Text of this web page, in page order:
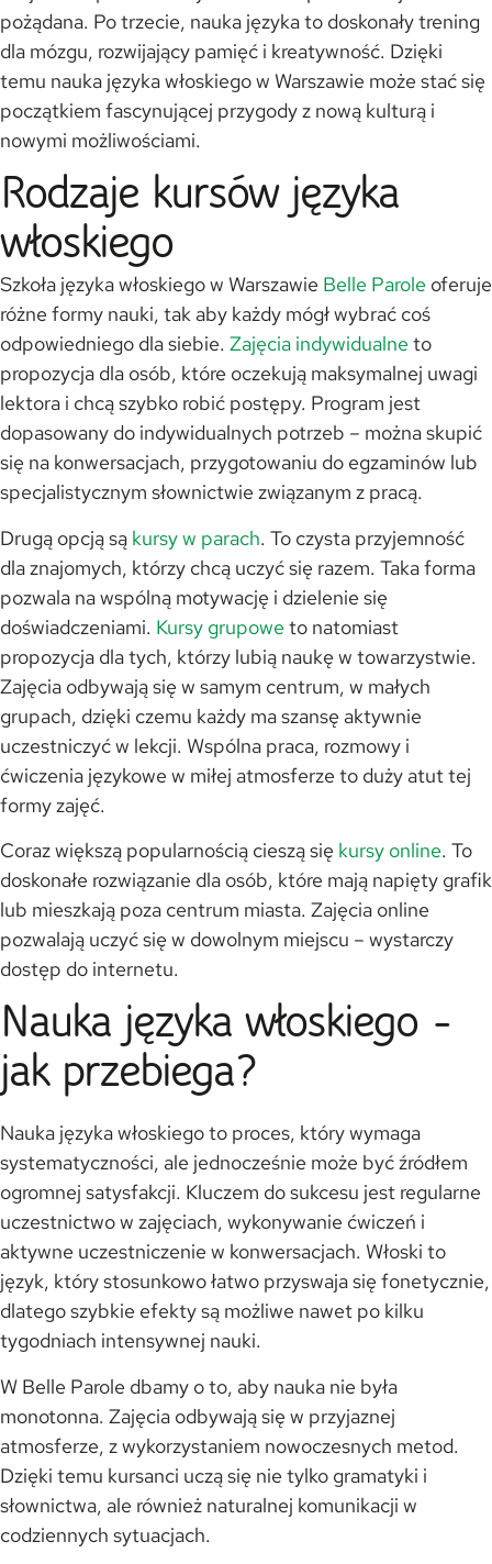
pożądana. Po trzecie, nauka języka to doskonały trening
dla mózgu, rozwijający pamięć i kreatywność. Dzięki
temu nauka języka włoskiego w Warszawie może stać się
początkiem fascynującej przygody z nową kulturą i
nowymi możliwościami.
Rodzaje kursów języka
włoskiego
Szkoła języka włoskiego w Warszawie Belle Parole oferuje
różne formy nauki, tak aby każdy mógł wybrać coś
odpowiedniego dla siebie. Zajęcia indywidualneto
propozycja dla osób, które oczekują maksymalnej uwagi
lektora i chcą szybko robić postępy. Program jest
dopasowany do indywidualnych potrzeb – można skupić
się na konwersacjach, przygotowaniu do egzaminów lub
specjalistycznym słownictwie związanym z pracą.
Drugą opcją są kursy w parach. To czysta przyjemność
dla znajomych, którzy chcą uczyć się razem. Taka forma
pozwala na wspólną motywację i dzielenie się
doświadczeniami. Kursy grupoweto natomiast
propozycja dla tych, którzy lubią naukę w towarzystwie.
Zajęcia odbywają się w samym centrum, w małych
grupach, dzięki czemu każdy ma szansę aktywnie
uczestniczyć w lekcji. Wspólna praca, rozmowy i
ćwiczenia językowe w miłej atmosferze to duży atut tej
formy zajęć.
Coraz większą popularnością cieszą się kursy online. To
doskonałe rozwiązanie dla osób, które mają napięty grafik
lub mieszkają poza centrum miasta. Zajęcia online
pozwalają uczyć się w dowolnym miejscu – wystarczy
dostęp do internetu.
Nauka języka włoskiego -
jak przebiega?
Nauka języka włoskiego to proces, który wymaga
systematyczności, ale jednocześnie może być źródłem
ogromnej satysfakcji. Kluczem do sukcesu jest regularne
uczestnictwo w zajęciach, wykonywanie ćwiczeń i
aktywne uczestniczenie w konwersacjach. Włoski to
język, który stosunkowo łatwo przyswaja się fonetycznie,
dlatego szybkie efekty są możliwe nawet po kilku
tygodniach intensywnej nauki.
W Belle Parole dbamy o to, aby nauka nie była
monotonna. Zajęcia odbywają się w przyjaznej
atmosferze, z wykorzystaniem nowoczesnych metod.
Dzięki temu kursanci uczą się nie tylko gramatyki i
słownictwa, ale również naturalnej komunikacji w
codziennych sytuacjach.